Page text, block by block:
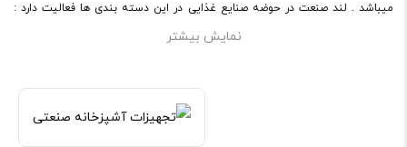
میباشد . لند صنعت در حوضه صنایع غذایی در این دسته بندی ها فعالیت دارد :
تجهیزات رستوران–
نمایش بیشتر